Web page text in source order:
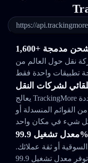
https://
شحن مدمجة
الطرود من 1,644 شركة نقل حول العالم من
لشركات النقل
يعالج TrackingMore مشكلاتك مع شركات النقل المتعددة
القوائم المنسدلة أو
معدل تشغيل 99.9%
أو ثقة عملائك.